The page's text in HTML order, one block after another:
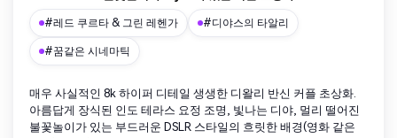
#레드 쿠르타 & 그린 레헨가 #디야스의 타알리
#꿈같은 시네마틱
매우 사실적인 8k 하이퍼 디테일 생생한 디왈리 반신 커플 초상화.
아름답게 장식된 인도 테라스 요정 조명, 빛나는 디야, 멀리 떨어진
불꽃놀이가 있는 부드러운 DSLR 스타일의 흐릿한 배경(영화 같은